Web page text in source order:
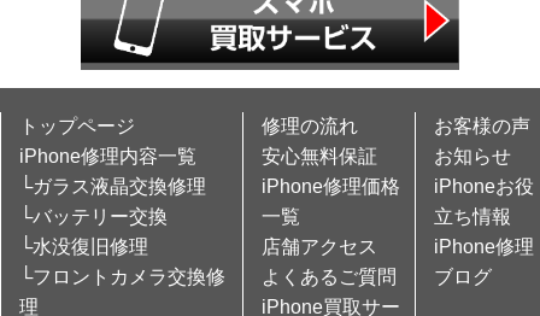
トップページ
iPhone修理内容一覧
└ガラス液晶交換修理
└バッテリー交換
└水没復旧修理
└フロントカメラ交換修
理
修理の流れ
安心無料保証
iPhone修理価格
一覧
店舗アクセス
よくあるご質問
iPhone買取サー
お客様の声
お知らせ
iPhoneお役
立ち情報
iPhone修理
ブログ